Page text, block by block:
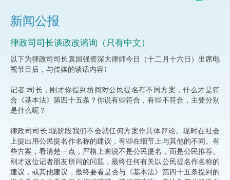
新闻公报
律政司司长谈政改谘询（只有中文）
以下为律政司司长袁国强资深大律师今日（十二月十六日）出席电
视节目后，与传媒的谈话内容∶
记者∶司长，刚才你提到坊间对公民提名有不同方案，什么才是符
合《基本法》第四十五条？你说有些符合，有些不符合，主要分别
是什么呢？
律政司司长∶现阶段我们不会就任何方案作具体评论。现时在社会
上提出用公民提名作名称的建议，有些在细节上与其他的不同。有
些方案，看清楚一点，严格上来说不是公民提名，而是公民推荐。
刚才这位记者朋友所问的问题，最终任何有关以公民提名作名称的
建议，或其他建议，最终要看是否与《基本法》第四十五条提到的